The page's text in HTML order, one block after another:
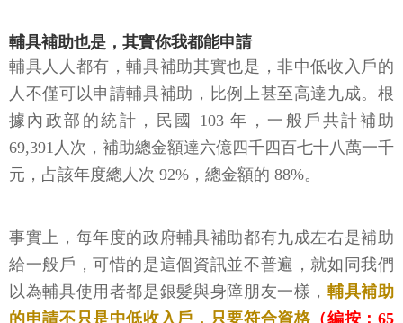
輔具補助也是，其實你我都能申請
輔具人人都有，輔具補助其實也是，非中低收入戶的
人不僅可以申請輔具補助，比例上甚至高達九成。根
據內政部的統計，民國 103 年，一般戶共計補助
69,391人次，補助總金額達六億四千四百七十八萬一千
元，占該年度總人次 92%，總金額的 88%。
事實上，每年度的政府輔具補助都有九成左右是補助
給一般戶，可惜的是這個資訊並不普遍，就如同我們
以為輔具使用者都是銀髮與身障朋友一樣，輔具補助
的申請不只是中低收入戶，只要符合資格（編按：65